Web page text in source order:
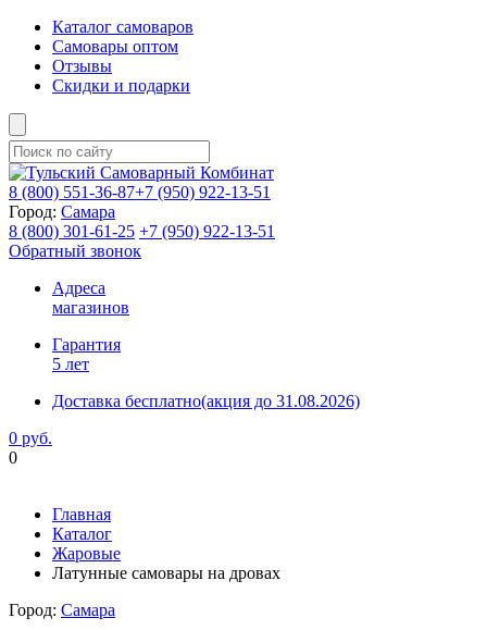
Каталог самоваров
Самовары оптом
Отзывы
Скидки и подарки
8 (800) 551-36-87+7 (950) 922-13-51
Город: Самара
8 (800) 301-61-25 +7 (950) 922-13-51
Обратный звонок
Адреса
магазинов
Гарантия
5 лет
Доставка бесплатно(акция до 31.08.2026)
0 руб.
0
Главная
Каталог
Жаровые
Латунные самовары на дровах
Город: Самара